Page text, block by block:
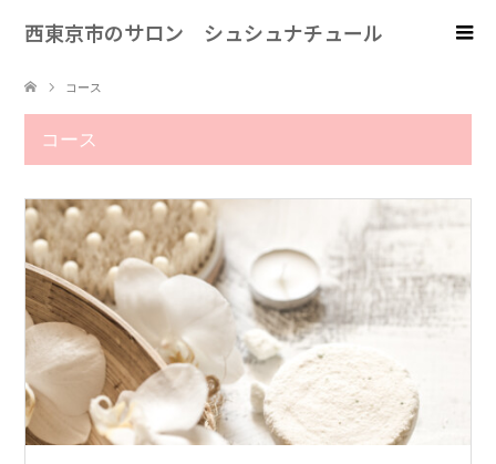
西東京市のサロン シュシュナチュール
コース
コース